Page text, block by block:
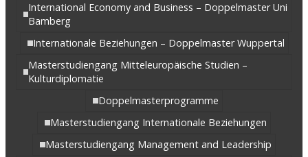
International Economy and Business – Doppelmaster Uni
Bamberg
Internationale Beziehungen – Doppelmaster Wuppertal
Masterstudiengang Mitteleuropäische Studien –
Kulturdiplomatie
Doppelmasterprogramme
Masterstudiengang Internationale Beziehungen
Masterstudiengang Management and Leadership